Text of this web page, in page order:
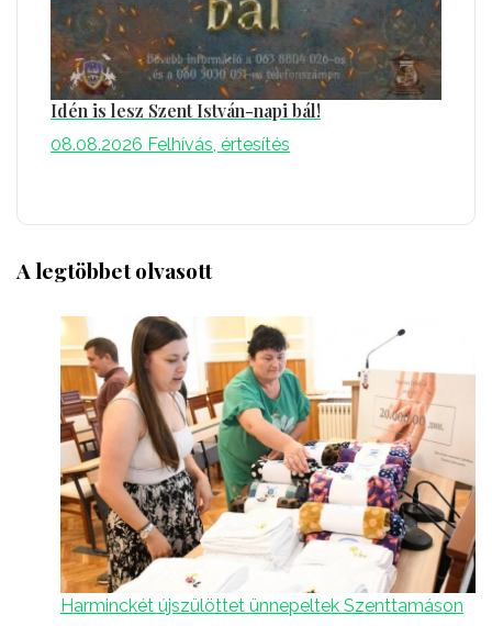
Idén is lesz Szent István-napi bál!
08.08.2026 Felhívás, értesítés
A legtöbbet olvasott
Harminckét újszülöttet ünnepeltek Szenttamáson